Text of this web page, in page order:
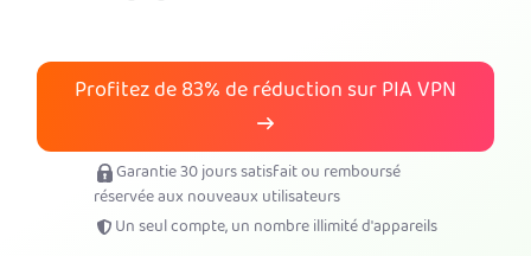
Profitez de83%de réduction sur PIA VPN
Garantie 30 jours satisfait ou remboursé
réservée aux nouveaux utilisateurs
Un seul compte, un nombre illimité d'appareils